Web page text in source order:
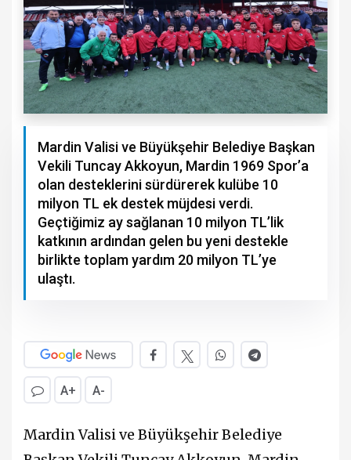
Mardin Valisi ve Büyükşehir Belediye Başkan
Vekili Tuncay Akkoyun, Mardin 1969 Spor’a
olan desteklerini sürdürerek kulübe 10
milyon TL ek destek müjdesi verdi.
Geçtiğimiz ay sağlanan 10 milyon TL’lik
katkının ardından gelen bu yeni destekle
birlikte toplam yardım 20 milyon TL’ye
ulaştı.
A+ A-
Mardin Valisi ve Büyükşehir Belediye